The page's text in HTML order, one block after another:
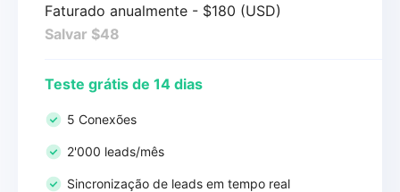
Faturado anualmente - $180 (USD)
Salvar $48
Teste grátis de 14 dias
5 Conexões
2'000 leads/mês
Sincronização de leads em tempo real